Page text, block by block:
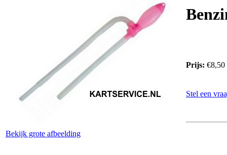
Bekijk grote afbeelding
Prijs: €8,50
Stel een